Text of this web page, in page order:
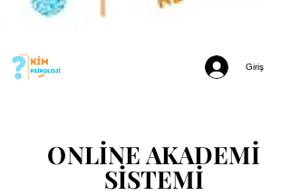
Giriş
ONLİNE AKADEMİ
SİSTEMİ
ONLİNE AKADEMİ
SİSTEMİ